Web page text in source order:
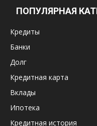
ПОПУЛЯРНАЯ
Кредиты
Банки
Долг
Кредитная карта
Вклады
Ипотека
Кредитная история